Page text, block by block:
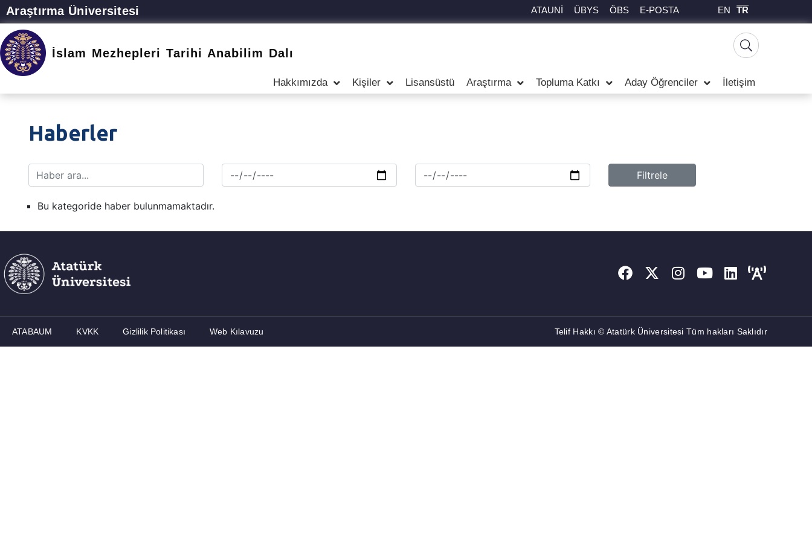
Araştırma Üniversitesi ATAUNİ ÜBYS ÖBS E-POSTA EN TR
İslam Mezhepleri Tarihi Anabilim Dalı
Hakkımızda Kişiler Lisansüstü Araştırma Topluma Katkı Aday Öğrenciler İletişim
Haberler
Filtrele
Bu kategoride haber bulunmamaktadır.
ATABAUM KVKK Gizlilik Politikası Web Kılavuzu Telif Hakkı © Atatürk Üniversitesi Tüm hakları Saklıdır